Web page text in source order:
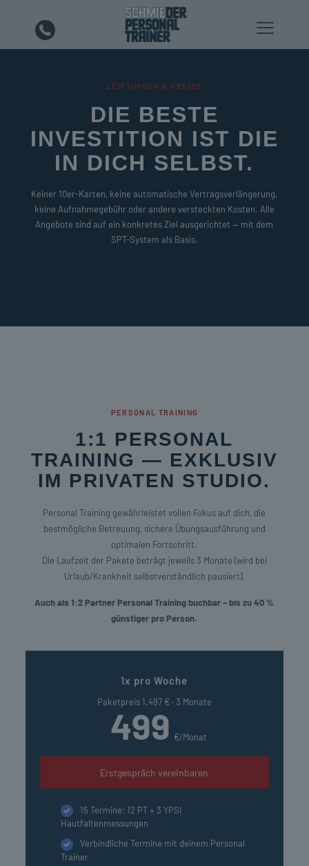
LEISTUNGEN & PREISE
DIE BESTE
INVESTITION IST DIE
IN DICH SELBST.
Keiner 10er-Karten, keine automatische Vertragsverlängerung,
keine Aufnahmegebühr oder andere versteckten Kosten. Alle
Angebote sind auf ein konkretes Ziel ausgerichtet — mit dem
SPT-System als Basis.
PERSONAL TRAINING
1:1 PERSONAL
TRAINING — EXKLUSIV
IM PRIVATEN STUDIO.
Personal Training gewährleistet vollen Fokus auf dich, die
bestmögliche Betreuung, sichere Übungsausführung und
optimalen Fortschritt.
Die Laufzeit der Pakete beträgt jeweils 3 Monate (wird bei
Urlaub/Krankheit selbstverständlich pausiert).
Auch als 1:2 Partner Personal Training buchbar – bis zu 40 %
günstiger pro Person.
1x pro Woche
Paketpreis 1.497 € · 3 Monate
499 €/Monat
Erstgespräch vereinbaren
15 Termine: 12 PT + 3 YPSI
Hautfaltenmessungen
Verbindliche Termine mit deinem Personal
Trainer